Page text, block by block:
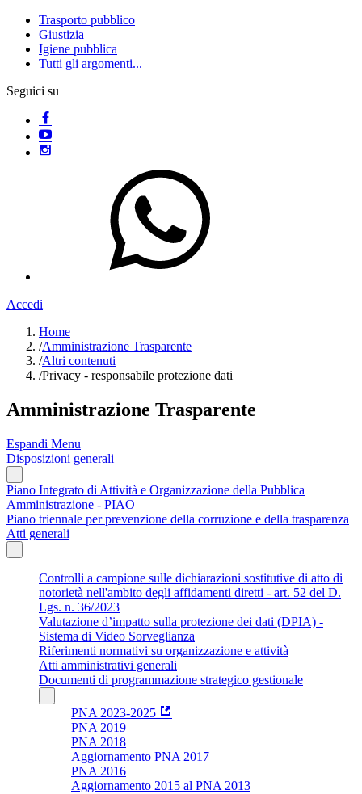
Trasporto pubblico
Giustizia
Igiene pubblica
Tutti gli argomenti...
Seguici su
Accedi
Home
/Amministrazione Trasparente
/Altri contenuti
/Privacy - responsabile protezione dati
Amministrazione Trasparente
Espandi Menu
Disposizioni generali
Piano Integrato di Attività e Organizzazione della Pubblica
Amministrazione - PIAO
Piano triennale per prevenzione della corruzione e della trasparenza
Atti generali
Controlli a campione sulle dichiarazioni sostitutive di atto di
notorietà nell'ambito degli affidamenti diretti - art. 52 del D.
Lgs. n. 36/2023
Valutazione d’impatto sulla protezione dei dati (DPIA) -
Sistema di Video Sorveglianza
Riferimenti normativi su organizzazione e attività
Atti amministrativi generali
Documenti di programmazione strategico gestionale
PNA 2023-2025
PNA 2019
PNA 2018
Aggiornamento PNA 2017
PNA 2016
Aggiornamento 2015 al PNA 2013